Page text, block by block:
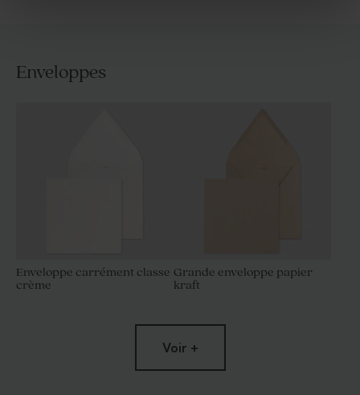
Enveloppes
Enveloppe carrément classe
crème
Grande enveloppe papier
kraft
Voir +